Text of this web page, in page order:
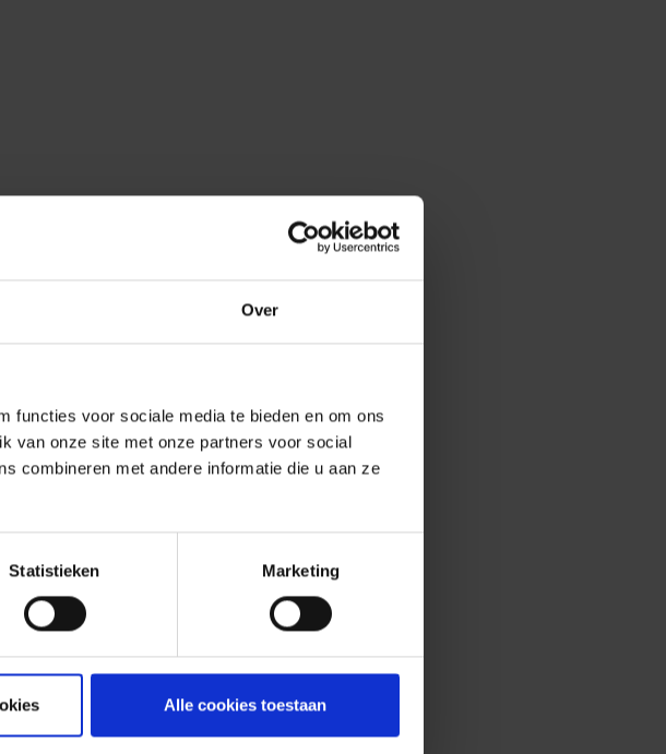
Over
functies voor sociale media te bieden en om ons
van onze site met onze partners voor social
combineren met andere informatie die u aan ze
Statistieken Marketing
Alle cookies toestaan